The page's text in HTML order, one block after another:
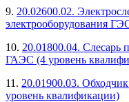
9. 20.02600.02.
электрооборудования
10. 20.01800.04. Слесарь
ГАЭС (4 уровень
11. 20.01900.03.
уровень квалификации)